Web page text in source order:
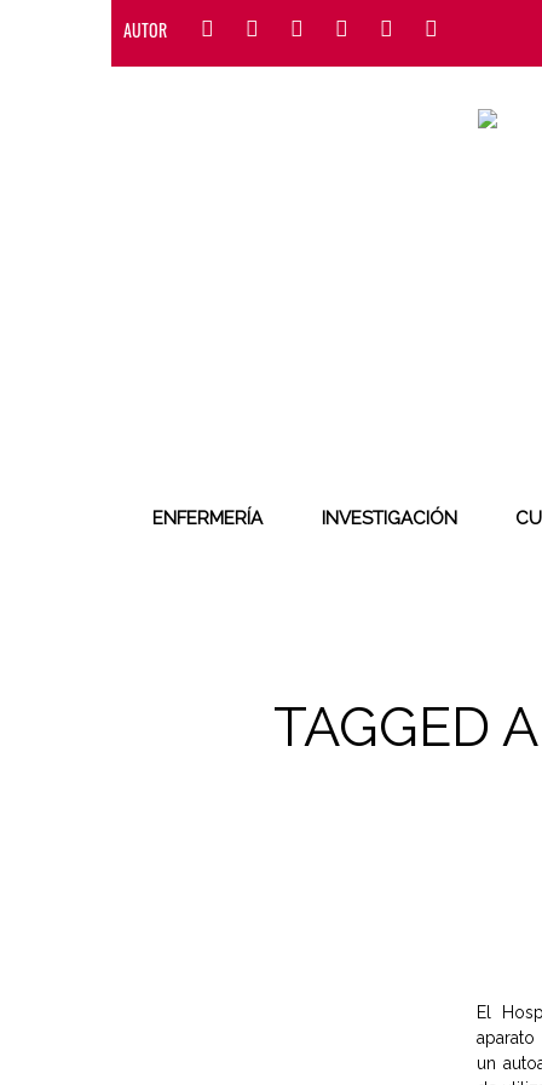
AUTOR
ENFERMERÍA INVESTIGACIÓN
TAGGED
El
aparato
un